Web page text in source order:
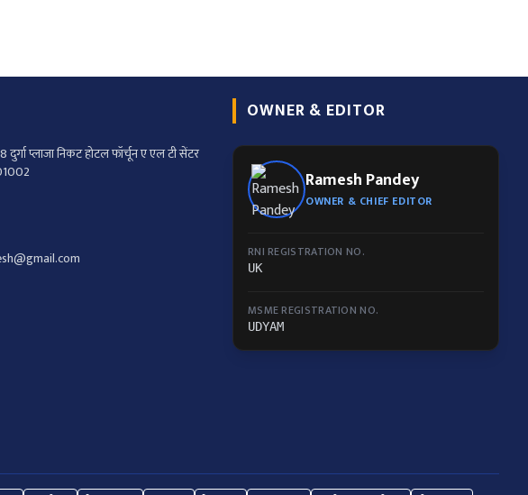
प्लाजा निकट होटल फॉर्चून ए एल टी सेंटर
OWNER & EDITOR
Ramesh Pandey
OWNER & CHIEF EDITOR
RNI REGISTRATION NO.
UK
MSME REGISTRATION NO.
UDYAM